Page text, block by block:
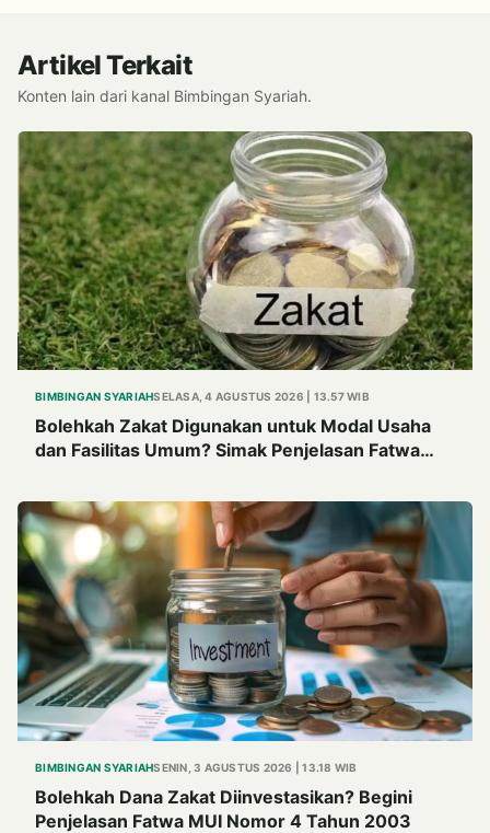
Artikel Terkait
Konten lain dari kanal Bimbingan Syariah.
BIMBINGAN SYARIAHSELASA, 4 AGUSTUS 2026 | 13.57 WIB
Bolehkah Zakat Digunakan untuk Modal Usaha
dan Fasilitas Umum? Simak Penjelasan Fatwa
BIMBINGAN SYARIAHSENIN, 3 AGUSTUS 2026 | 13.18 WIB
Bolehkah Dana Zakat Diinvestasikan? Begini
Penjelasan Fatwa MUI Nomor 4 Tahun 2003